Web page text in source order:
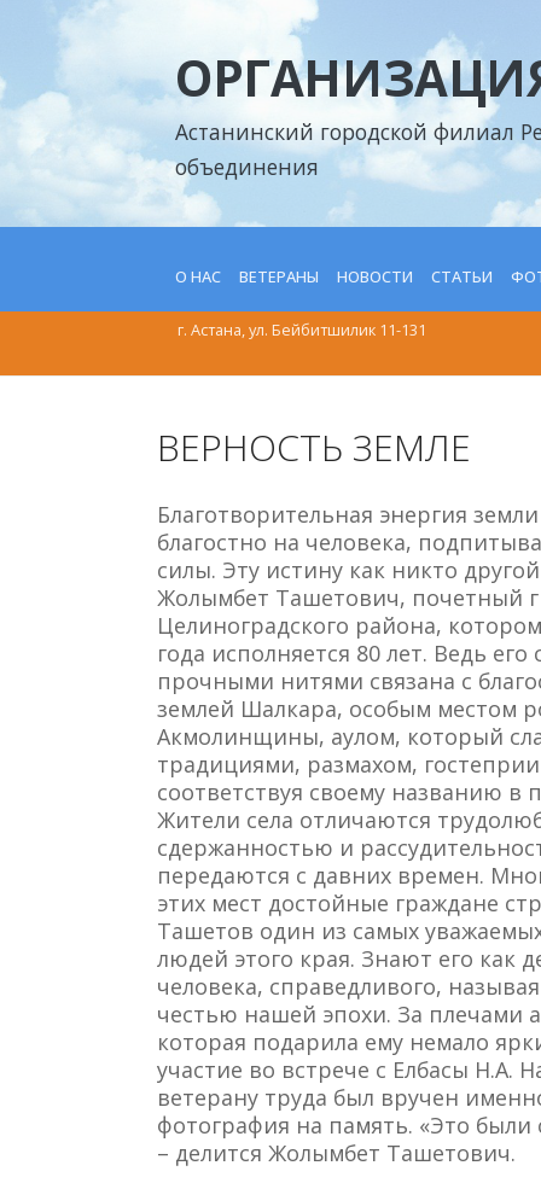
Астанинский городской филиал
объединения
О НАС ВЕТЕРАНЫ НОВОСТИ СТАТЬИ
г. Астана, ул. Бейбитшилик 11-131
ВЕРНОСТЬ ЗЕМЛЕ
Благотворительная энергия
благостно на человека,
силы. Эту истину как никто
Жолымбет Ташетович, почетный
Целиноградского района,
года исполняется 80 лет. Ведь его
прочными нитями связана с
землей Шалкара, особым местом
Акмолинщины, аулом, который
традициями, размахом,
соответствуя своему названию в
Жители села отличаются
сдержанностью и
передаются с давних времен.
этих мест достойные граждане
Ташетов один из самых
людей этого края. Знают его как
человека, справедливого,
честью нашей эпохи. За плечами
которая подарила ему немало
участие во встрече с Елбасы Н.А.
ветерану труда был вручен
фотография на память. «Это
– делится Жолымбет Ташетович.